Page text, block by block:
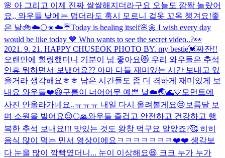
🌸 아 그리고 이제 진짜 쌀쌀해지더라구요 오늘도 깜짝 놀랐어
요,, 와우들 낮에는 덥더라도 혹시 모르니 겉옷 꼬옥 챙겨요!좋
은 날🚲☁️🌕☀️☁️☔️Today is healing itself🌸🌼 I wish every day
would be like today 💙 Who wants to see the secret video..?👀
2021. 9. 21. HAPPY CHUSEOK PHOTO BY. my bestie💓짜잔!!
오랜만에 힐링했더니 기분이 넘 좋아요😻 우리 와우들은 추석
연휴 뭐하면서 보냈어요?? 아마 다들 재미있는 시간 보내고 있
을거라 생각해요ㅎㅎ 남은 시간들도 좀 더 격하게 재미있게 보
내요 와우들❤️😆구름이 너어어무 예쁜 날☁️🌏🌊💙 모먼트에
사진 안올라가네요..ㅠㅠㅠ 내일 다시 올려볼게요😢 보름달 보
며 소원을 빌어요😌🌕🙏와우들 즐겁고 안전하고 건강하고 행
복한 추석 보내요!!! 맛있는 것도 왕창 먹구요 알았죠?🥰 히히
음식 많이 먹는 민서 영상이에요ㅋㅋㅋㅋㅋㅋㅋ❤️❤️ 생각보
다 눈을 많이 깜빡였더니... 눈이 이상해요😆 크크 누가 누가